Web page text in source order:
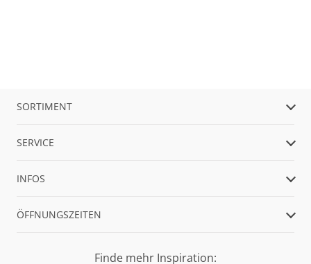
SORTIMENT
SERVICE
INFOS
ÖFFNUNGSZEITEN
Finde mehr Inspiration: